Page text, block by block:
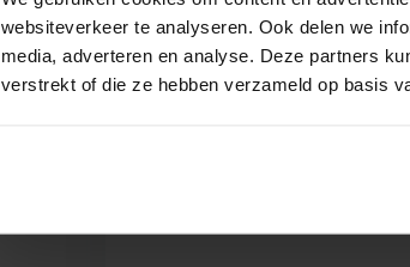
websiteverkeer te analyseren. Ook delen we
media, adverteren en analyse. Deze partners
verstrekt of die ze hebben verzameld op basis